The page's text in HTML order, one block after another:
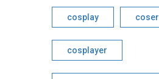
cosplay coser
cosplayer